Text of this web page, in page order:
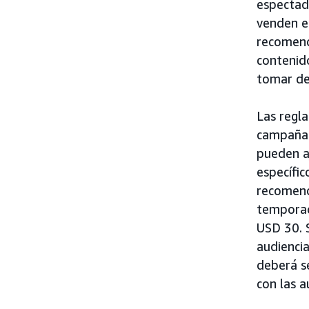
venden
tomar
Las
pueden
USD
deberá
con las